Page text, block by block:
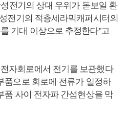
전기의 상대 우위가 돋보일 환
전기의 적층세라믹캐퍼시터의
기대 이상으로 추정한다”고
자회로에서 전기를 보관했다
품으로 회로에 전류가 일정하
품 사이 전자파 간섭현상을 막